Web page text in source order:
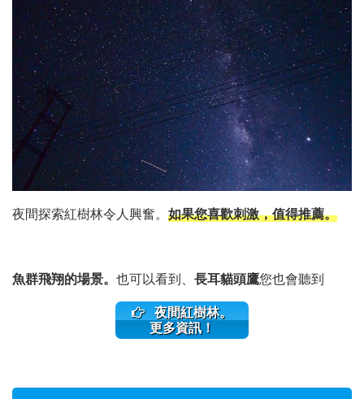
夜間探索紅樹林令人興奮。 如果您喜歡刺激，值得推薦。
魚群飛翔的場景。 也可以看到、 長耳貓頭鷹您也會聽到
夜間紅樹林。
更多資訊！